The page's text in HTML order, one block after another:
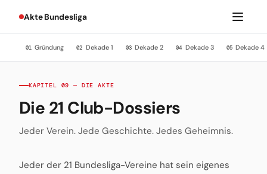
Akte Bundesliga
01 Gründung 02 Dekade 1 03 Dekade 2 04 Dekade 3 05 Dekade 4
KAPITEL 09 — DIE AKTE
Die 21 Club-Dossiers
Jeder Verein. Jede Geschichte. Jedes Geheimnis.
Jeder der 21 Bundesliga-Vereine hat sein eigenes